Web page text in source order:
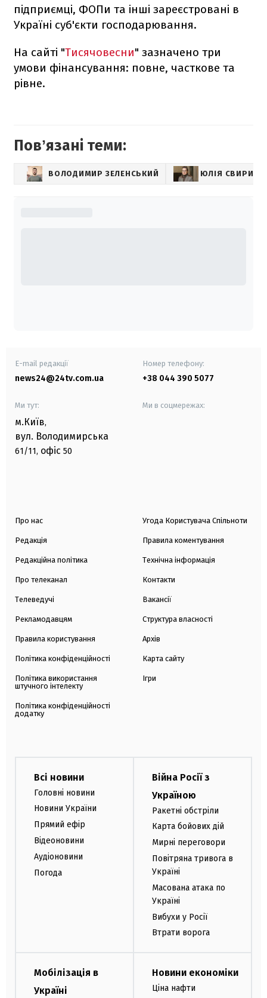
підприємці, ФОПи та інші зареєстровані в
Україні суб'єкти господарювання.
На сайті "Тисячовесни" зазначено три
умови фінансування: повне, часткове та
рівне.
Повʼязані теми:
ВОЛОДИМИР ЗЕЛЕНСЬКИЙ ЮЛІЯ
E-mail редакції
news24@24tv.com.ua
Номер телефону:
+38 044 390 5077
Ми тут:
м.Київ,
вул. Володимирська
61/11, офіс 50
Ми в соцмережах:
Про нас
Редакція
Редакційна політика
Про телеканал
Телеведучі
Рекламодавцям
Правила користування
Політика конфіденційності
Політика використання
штучного інтелекту
Політика конфіденційності
додатку
Угода Користувача Спільноти
Правила коментування
Технічна інформація
Контакти
Вакансії
Структура власності
Архів
Карта сайту
Ігри
Всі новини
Головні новини
Новини України
Прямий ефір
Відеоновини
Аудіоновини
Погода
Війна Росії з
Україною
Ракетні обстріли
Карта бойових дій
Мирні переговори
Повітряна тривога в
Україні
Масована атака по
Україні
Вибухи у Росії
Втрати ворога
Мобілізація в
Україні
Новини економіки
Ціна нафти